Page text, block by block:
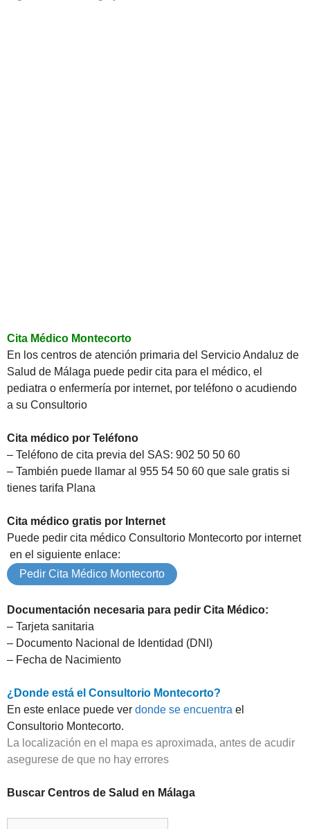
Cita Médico Montecorto
En los centros de atención primaria del Servicio Andaluz de
Salud de Málaga puede pedir cita para el médico, el
pediatra o enfermería por internet, por teléfono o acudiendo
a su Consultorio
Cita médico por Teléfono
– Teléfono de cita previa del SAS: 902 50 50 60
– También puede llamar al 955 54 50 60 que sale gratis si
tienes tarifa Plana
Cita médico gratis por Internet
Puede pedir cita médico Consultorio Montecorto por internet
en el siguiente enlace:
Pedir Cita Médico Montecorto
Documentación necesaria para pedir Cita Médico:
– Tarjeta sanitaria
– Documento Nacional de Identidad (DNI)
– Fecha de Nacimiento
¿Donde está el Consultorio Montecorto?
En este enlace puede ver donde se encuentra el
Consultorio Montecorto.
La localización en el mapa es aproximada, antes de acudir
asegurese de que no hay errores
Buscar Centros de Salud en Málaga